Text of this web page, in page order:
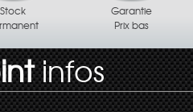
Stock
Garantie
Prix bas
infos